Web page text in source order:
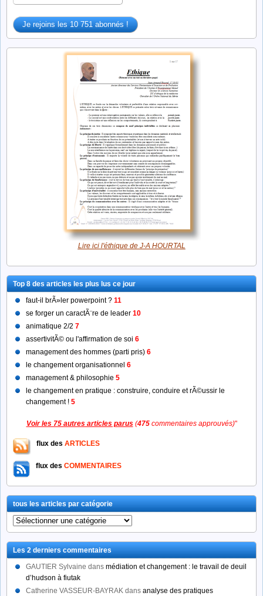
Lire ici l'éthique de J-A HOURTAL
Top 8 des articles les plus lus ce jour
faut-il brÃ»ler powerpoint ? 11
se forger un caractÃ¨re de leader 10
animatique 2/2 7
assertivitÃ© ou l'affirmation de soi 6
management des hommes (parti pris) 6
le changement organisationnel 6
management & philosophie 5
le changement en pratique : construire, conduire et rÃ©ussir le
changement ! 5
Voir les 75 autres articles parus (475commentaires approuvés)"
flux des ARTICLES
flux des COMMENTAIRES
tous les articles par catégorie
tous
les
articles
par
catégorie
Les 2 derniers commentaires
GAUTIER Sylvaine dans médiation et changement : le travail de deuil
d’hudson à fiutak
Catherine VASSEUR-BAYRAK dans analyse des pratiques